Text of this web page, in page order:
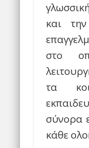
και
στο
τα
σύνορα
κάθε